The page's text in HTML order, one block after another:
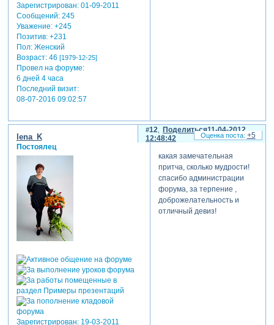
Зарегистрирован: 01-09-2011
Сообщений:245
Уважение: +245
Позитив: +231
Пол:Женский
Возраст:46 [1979-12-25]
Провел на форуме:
6 дней 4 часа
Последний визит:
08-07-2016 09:02:57
Поделиться
12
11-04-2012
12:48:42
lena_K
Постоялец
Зарегистрирован: 19-03-2011
какая замечательная
притча, сколько мудрости!
спасибо администрации
форума, за терпение ,
доброжелательность и
отличный девиз!
+5